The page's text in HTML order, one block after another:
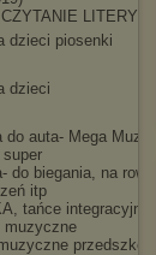
LITERY
dzieci piosenki
dzieci
do auta- Mega Muza
do biegania, na rower,
itp
tańce integracyjne i
muzyczne
przedszkole